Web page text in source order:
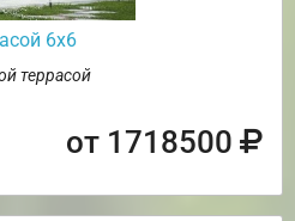
6х6
террасой
от 1718500